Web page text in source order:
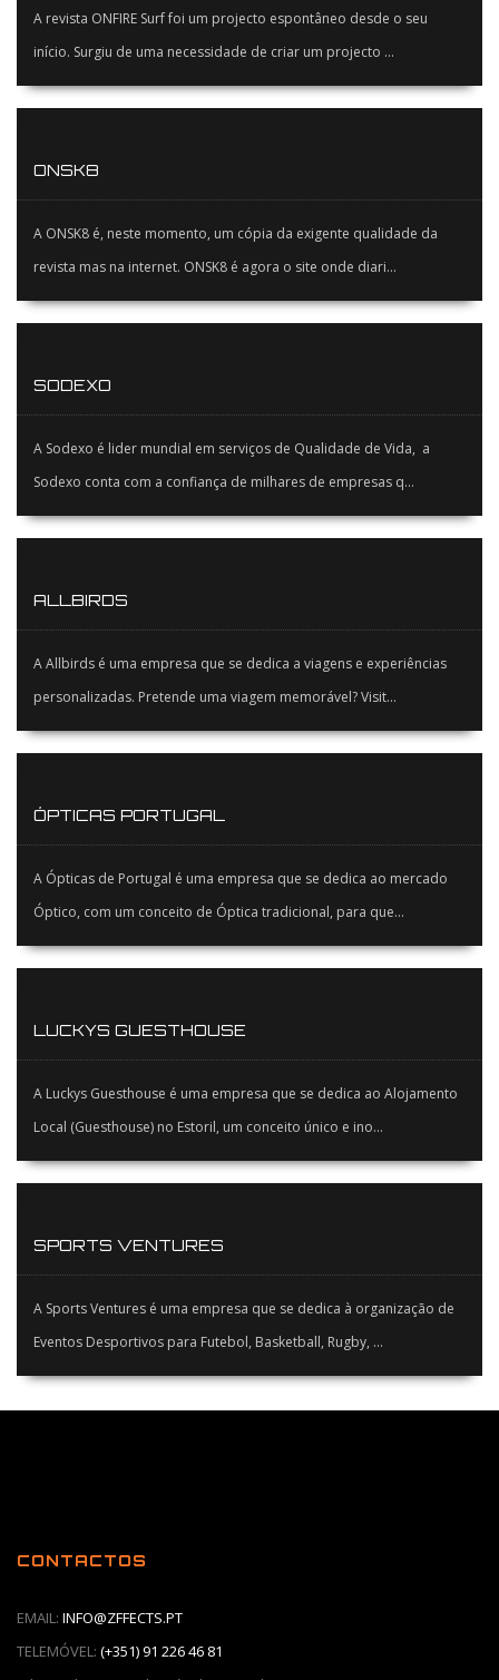
A revista ONFIRE Surf foi um projecto espontâneo desde o seu
início. Surgiu de uma necessidade de criar um projecto ...
ONSK8
A ONSK8 é, neste momento, um cópia da exigente qualidade da
revista mas na internet. ONSK8 é agora o site onde diari...
SODEXO
A Sodexo é lider mundial em serviços de Qualidade de Vida, a
Sodexo conta com a confiança de milhares de empresas q...
ALLBIRDS
A Allbirds é uma empresa que se dedica a viagens e experiências
personalizadas. Pretende uma viagem memorável? Visit...
ÓPTICAS PORTUGAL
A Ópticas de Portugal é uma empresa que se dedica ao mercado
Óptico, com um conceito de Óptica tradicional, para que...
LUCKYS GUESTHOUSE
A Luckys Guesthouse é uma empresa que se dedica ao Alojamento
Local (Guesthouse) no Estoril, um conceito único e ino...
SPORTS VENTURES
A Sports Ventures é uma empresa que se dedica à organização de
Eventos Desportivos para Futebol, Basketball, Rugby, ...
CONTACTOS
EMAIL: INFO@ZFFECTS.PT
TELEMÓVEL: (+351) 91 226 46 81